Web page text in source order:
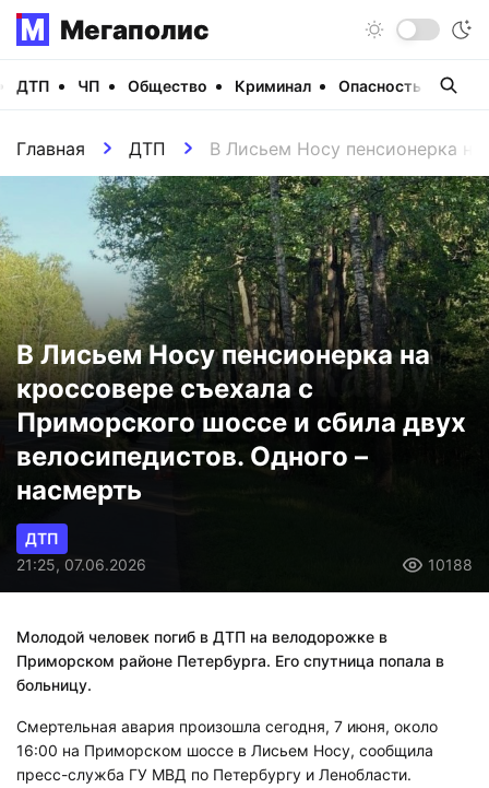
Мегаполис
ДТП ЧП Общество Криминал Опасность
Главная ДТП В Лисьем Носу пенсионерка
В Лисьем Носу пенсионерка на
кроссовере съехала с
Приморского шоссе и сбила двух
велосипедистов. Одного –
насмерть
ДТП
21:25, 07.06.2026
10188
Молодой человек погиб в ДТП на велодорожке в
Приморском районе Петербурга. Его спутница попала в
больницу.
Смертельная авария произошла сегодня, 7 июня, около
16:00 на Приморском шоссе в Лисьем Носу, сообщила
пресс-служба ГУ МВД по Петербургу и Ленобласти.